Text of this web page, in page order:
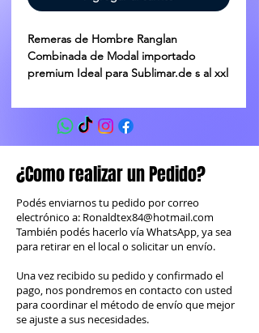
Remeras de Hombre Ranglan
Combinada de Modal importado
premium Ideal para Sublimar.de s al xxl
¿Como realizar un Pedido?
Podés enviarnos tu pedido por correo
electrónico a: Ronaldtex84@hotmail.com
También podés hacerlo vía WhatsApp, ya sea
para retirar en el local o solicitar un envío.
Una vez recibido su pedido y confirmado el
pago, nos pondremos en contacto con usted
para coordinar el método de envío que mejor
se ajuste a sus necesidades.